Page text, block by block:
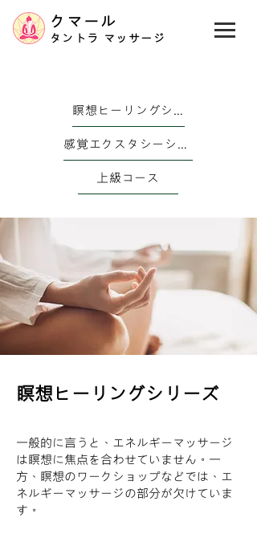
クマール
タントラ マッサージ
瞑想ヒーリングシリーズ
感覚エクスタシーシリーズ
上級コース
瞑想ヒーリングシリーズ
一般的に言うと、エネルギーマッサージ
は瞑想に焦点を合わせていません。一
方、瞑想のワークショップなどでは、エ
ネルギーマッサージの部分が欠けていま
す。